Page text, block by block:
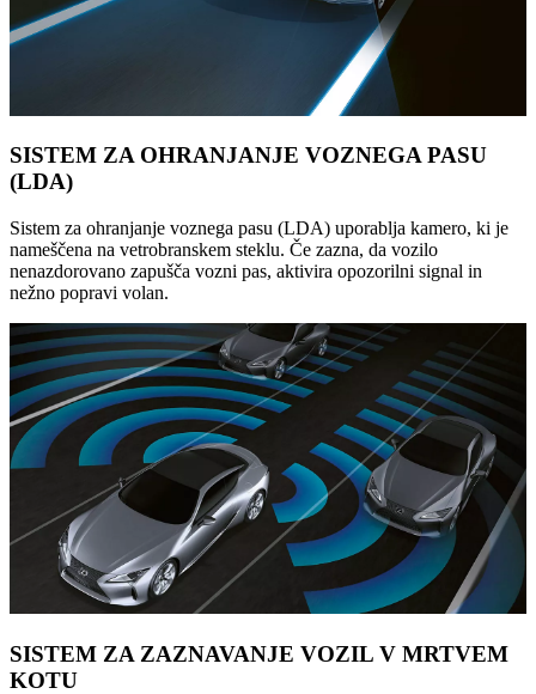
SISTEM ZA OHRANJANJE VOZNEGA PASU
(LDA)
Sistem za ohranjanje voznega pasu (LDA) uporablja kamero, ki je
nameščena na vetrobranskem steklu. Če zazna, da vozilo
nenazdorovano zapušča vozni pas, aktivira opozorilni signal in
nežno popravi volan.
SISTEM ZA ZAZNAVANJE VOZIL V MRTVEM
KOTU